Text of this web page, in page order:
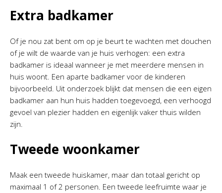
Extra badkamer
Of je nou zat bent om op je beurt te wachten met douchen
of je wilt de waarde van je huis verhogen: een extra
badkamer is ideaal wanneer je met meerdere mensen in
huis woont. Een aparte badkamer voor de kinderen
bijvoorbeeld. Uit onderzoek blijkt dat mensen die een eigen
badkamer aan hun huis hadden toegevoegd, een verhoogd
gevoel van plezier hadden en eigenlijk vaker thuis wilden
zijn.
Tweede woonkamer
Maak een tweede huiskamer, maar dan totaal gericht op
maximaal 1 of 2 personen. Een tweede leefruimte waar je